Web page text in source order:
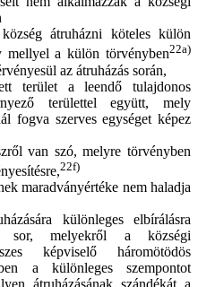
átruházni köteles külön
a külön törvényben22a)
az átruházás során,
terület a leendő tulajdonos
területtel együtt, mely
fogva szerves egységet képez
van szó, melyre törvényben
22f)
maradványértéke nem haladja
különleges elbírálásra
sor, melyekről a községi
képviselő háromötödös
a különleges szempontot
átruházásának szándékát a